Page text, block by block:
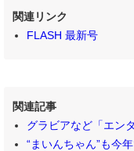
関連リンク
FLASH 最新号
関連記事
グラビアなど「エン
“まいんちゃん”も今